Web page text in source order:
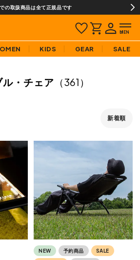
の取扱商品は全て正規品です
KIDS GEAR SALE
ル・チェア （361）
新着順
NEW 予約商品 SALE